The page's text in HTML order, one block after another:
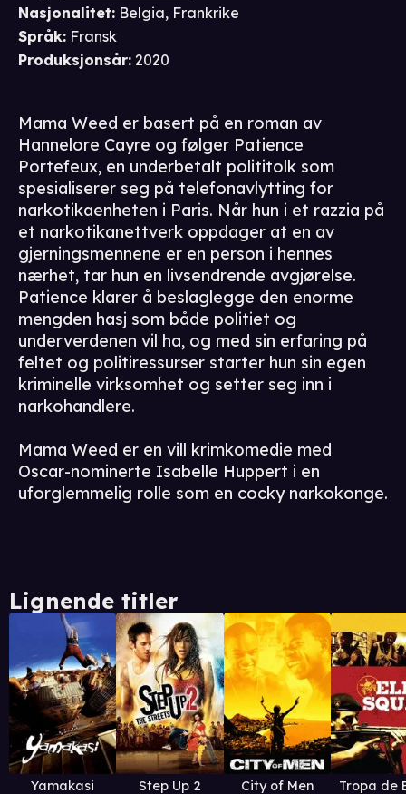
Nasjonalitet: Belgia, Frankrike
Språk: Fransk
Produksjonsår: 2020
Mama Weed er basert på en roman av
Hannelore Cayre og følger Patience
Portefeux, en underbetalt polititolk som
spesialiserer seg på telefonavlytting for
narkotikaenheten i Paris. Når hun i et razzia på
et narkotikanettverk oppdager at en av
gjerningsmennene er en person i hennes
nærhet, tar hun en livsendrende avgjørelse.
Patience klarer å beslaglegge den enorme
mengden hasj som både politiet og
underverdenen vil ha, og med sin erfaring på
feltet og politiressurser starter hun sin egen
kriminelle virksomhet og setter seg inn i
narkohandlere.
Mama Weed er en vill krimkomedie med
Oscar-nominerte Isabelle Huppert i en
uforglemmelig rolle som en cocky narkokonge.
Lignende titler
Yamakasi Step Up 2 City of Men Tropa de